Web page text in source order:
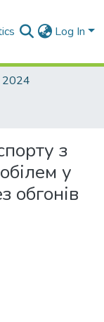
Log In
2024
з
у
обгонів